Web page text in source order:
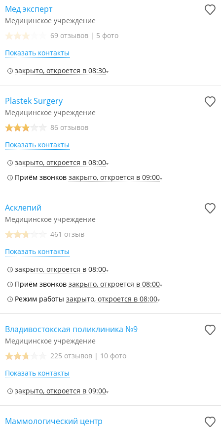
Мед эксперт
Медицинское учреждение
69 отзывов | 5 фото
Показать контакты
закрыто, откроется в 08:30
Plastek Surgery
Медицинское учреждение
86 отзывов
Показать контакты
закрыто, откроется в 08:00
Приём звонков закрыто, откроется в 09:00
Асклепий
Медицинское учреждение
461 отзыв
Показать контакты
закрыто, откроется в 08:00
Приём звонков закрыто, откроется в 08:00
Режим работы закрыто, откроется в 08:00
Владивостокская поликлиника №9
Медицинское учреждение
225 отзывов | 10 фото
Показать контакты
закрыто, откроется в 09:00
Маммологический центр